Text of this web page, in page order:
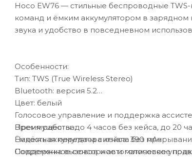
Hoco EW76 — стильные беспроводные
команд и ёмким аккумулятором в зарядном
звука и удобство в повседневном
Особенности:
Тип: TWS (True Wireless Stereo)
Bluetooth: версия 5.2
Цвет: белый
Голосовое управление и поддержка
Время работы: до 4 часов без кейса, до 20
Ёмкость аккумулятора кейса: 390 мАч
Поддержка вызовов и автоматическое
Преимущества:
Надёжная передача сигнала без
Современное сенсорное и голосовое